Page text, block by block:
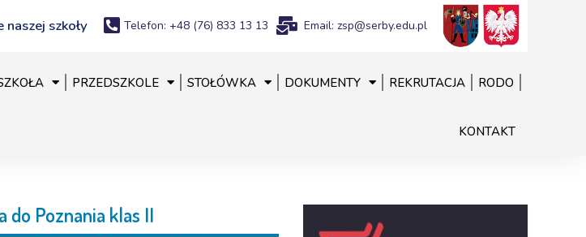
szkoły Telefon: +48 (76) 833 13 13 Email: zsp@serby.edu.pl
PRZEDSZKOLE STOŁÓWKA DOKUMENTY REKRUTACJA RODO
KONTAKT
do Poznania klas II